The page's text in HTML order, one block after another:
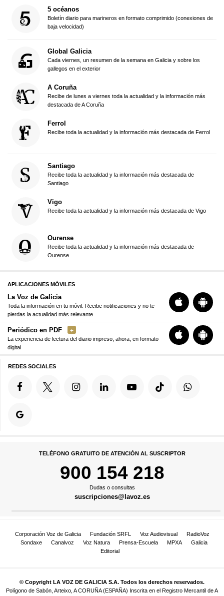
5 océanos
Boletín diario para marineros en formato comprimido (conexiones de
baja velocidad)
Global Galicia
Cada viernes, un resumen de la semana en Galicia y sobre los
gallegos en el exterior
A Coruña
Recibe de lunes a viernes toda la actualidad y la información más
destacada de A Coruña
Ferrol
Recibe toda la actualidad y la información más destacada de Ferrol
Santiago
Recibe toda la actualidad y la información más destacada de
Santiago
Vigo
Recibe toda la actualidad y la información más destacada de Vigo
Ourense
Recibe toda la actualidad y la información más destacada de
Ourense
APLICACIONES MÓVILES
La Voz de Galicia
Toda la información en tu móvil. Recibe notificaciones y no te
pierdas la actualidad más relevante
Periódico en PDF
La experiencia de lectura del diario impreso, ahora, en formato
digital
REDES SOCIALES
TELÉFONO GRATUITO DE ATENCIÓN AL SUSCRIPTOR
900 154 218
Dudas o consultas
suscripciones@lavoz.es
Corporación Voz de Galicia Fundación SRFL Voz Audiovisual
RadioVoz
Sondaxe
Canalvoz Voz Natura Prensa-Escuela MPXA
Galicia
Editorial
© Copyright LA VOZ DE GALICIA S.A. Todos los derechos reservados.
Polígono de Sabón, Arteixo, A CORUÑA (ESPAÑA) Inscrita en el Registro Mercantil de A